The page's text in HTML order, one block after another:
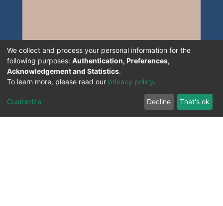
We collect and process your personal information for the
following purposes: Authentication, Preferences,
Acknowledgement and Statistics.
To learn more, please read our privacy policy.
Customize Decline That's ok